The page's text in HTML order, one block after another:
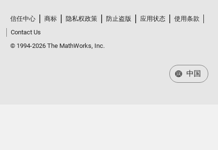
信任中心 商标 隐私权政策 防止盗版 应用状态
使用条款
Contact Us
© 1994-2026 The MathWorks, Inc.
中国